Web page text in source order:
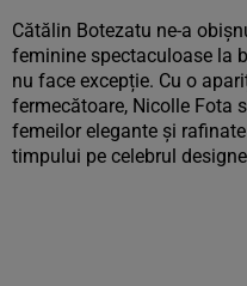
Cătălin Botezatu ne-a
feminine spectaculoase la
nu face excepție. Cu o
fermecătoare, Nicolle Fota
femeilor elegante și
timpului pe celebrul